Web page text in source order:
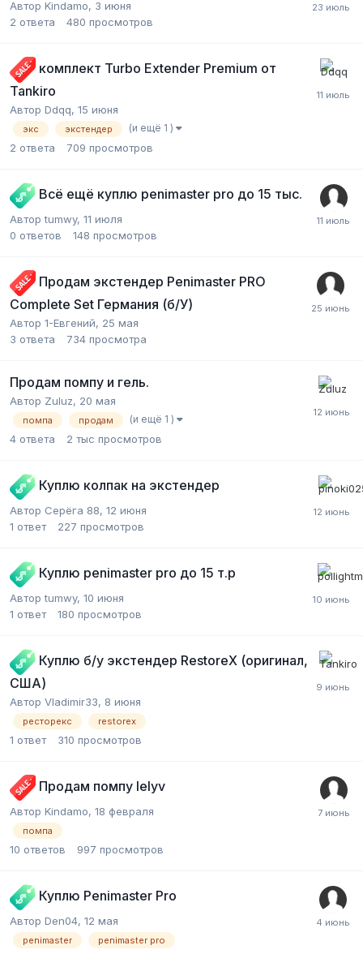
Автор Kindamo, 3 июня
2 ответа 480 просмотров
комплект Turbo Extender Premium от
Tankiro
Автор Ddqq, 15 июня
экс экстендер (и ещё 1 )
2 ответа 709 просмотров
Всё ещё куплю penimaster pro до 15 тыс.
Автор tumwy, 11 июля
0 ответов 148 просмотров
Продам экстендер Penimaster PRO
Complete Set Германия (б/У)
Автор 1-Евгений, 25 мая
3 ответа 734 просмотра
Продам помпу и гель.
Автор Zuluz, 20 мая
помпа продам (и ещё 1 )
4 ответа 2 тыс просмотров
Куплю колпак на экстендер
Автор Серёга 88, 12 июня
1 ответ 227 просмотров
Куплю penimaster pro до 15 т.р
Автор tumwy, 10 июня
1 ответ 180 просмотров
Куплю б/у экстендер RestoreX (оригинал,
США)
Автор Vladimir33, 8 июня
ресторекс restorex
1 ответ 310 просмотров
Продам помпу lelyv
Автор Kindamo, 18 февраля
помпа
10 ответов 997 просмотров
Куплю Penimaster Pro
Автор Den04, 12 мая
penimaster penimaster pro